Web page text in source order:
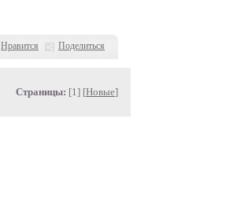
Нравится Поделиться
Страницы: [1] [Новые]